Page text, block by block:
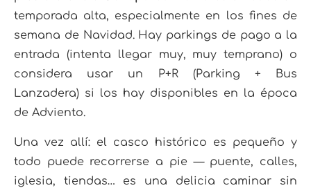
temporada alta, especialmente en los fines de
semana de Navidad. Hay parkings de pago a la
entrada (intenta llegar muy, muy temprano) o
considera usar un P+R (Parking + Bus
Lanzadera) si los hay disponibles en la época
de Adviento.
Una vez allí: el casco histórico es pequeño y
todo puede recorrerse a pie — puente, calles,
iglesia, tiendas… es una delicia caminar sin